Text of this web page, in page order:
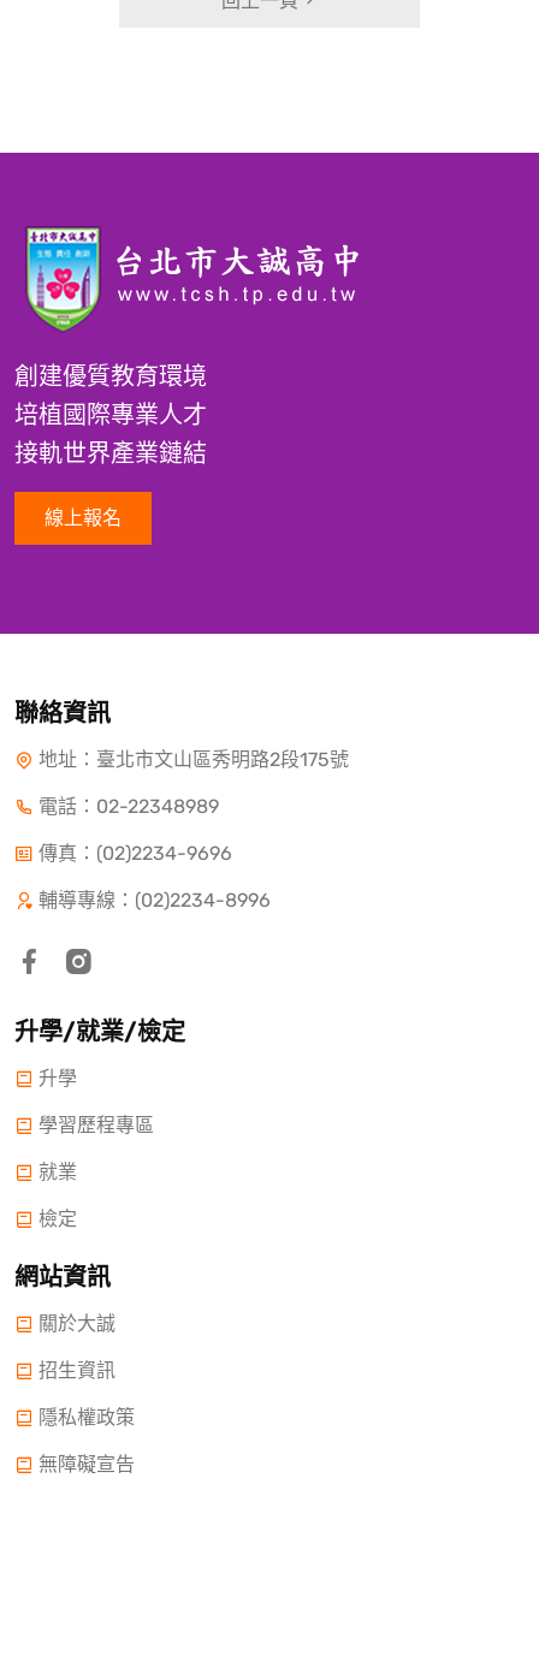
創建優質教育環境
培植國際專業人才
接軌世界產業鏈結
線上報名
聯絡資訊
地址：臺北市文山區秀明路2段175號
電話： 02-22348989
傳真：(02)2234-9696
輔導專線：(02)2234-8996
升學/就業/檢定
升學
學習歷程專區
就業
檢定
網站資訊
關於大誠
招生資訊
隱私權政策
無障礙宣告